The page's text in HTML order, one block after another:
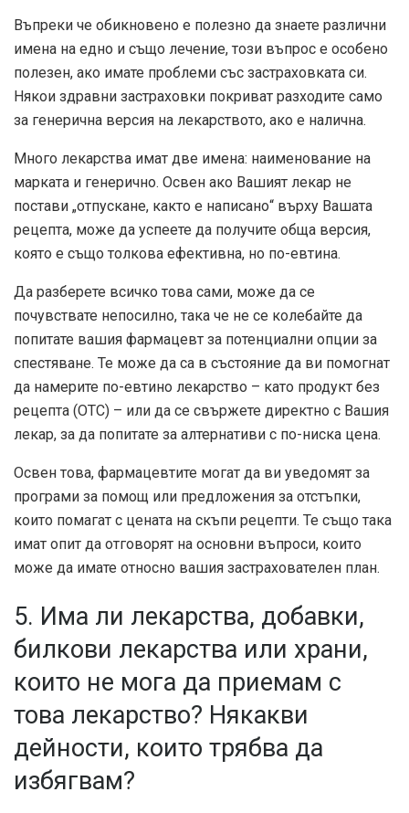
Въпреки че обикновено е полезно да знаете различни
имена на едно и също лечение, този въпрос е особено
полезен, ако имате проблеми със застраховката си.
Някои здравни застраховки покриват разходите само
за генерична версия на лекарството, ако е налична.
Много лекарства имат две имена: наименование на
марката и генерично. Освен ако Вашият лекар не
постави „отпускане, както е написано“ върху Вашата
рецепта, може да успеете да получите обща версия,
която е също толкова ефективна, но по-евтина.
Да разберете всичко това сами, може да се
почувствате непосилно, така че не се колебайте да
попитате вашия фармацевт за потенциални опции за
спестяване. Те може да са в състояние да ви помогнат
да намерите по-евтино лекарство – като продукт без
рецепта (OTC) – или да се свържете директно с Вашия
лекар, за да попитате за алтернативи с по-ниска цена.
Освен това, фармацевтите могат да ви уведомят за
програми за помощ или предложения за отстъпки,
които помагат с цената на скъпи рецепти. Те също така
имат опит да отговорят на основни въпроси, които
може да имате относно вашия застрахователен план.
5. Има ли лекарства, добавки,
билкови лекарства или храни,
които не мога да приемам с
това лекарство? Някакви
дейности, които трябва да
избягвам?